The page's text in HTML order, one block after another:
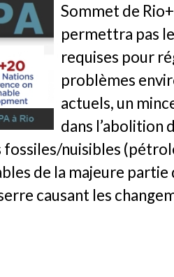
Sommet de
permettra pas
requises pour
problèmes
actuels, un
dans l’abolition
nuisibles
de la majeure partie
causant les